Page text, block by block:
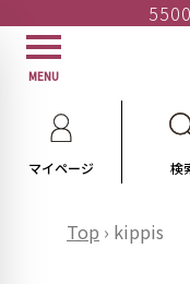
MENU
マイページ 検
Top › kippis